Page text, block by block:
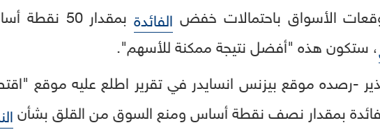
الأسواق باحتمالات خفض الفائدةبمقدار 50 نقطة أساس، فإنه وفقاً لتقرير صادر عن
، ستكون هذه "أفضل نتيجة ممكنة للأسهم".
-رصده موقع بيزنس انسايدر في تقرير اطلع عليه موقع
بمقدار نصف نقطة أساس ومنع السوق من القلق بشأن